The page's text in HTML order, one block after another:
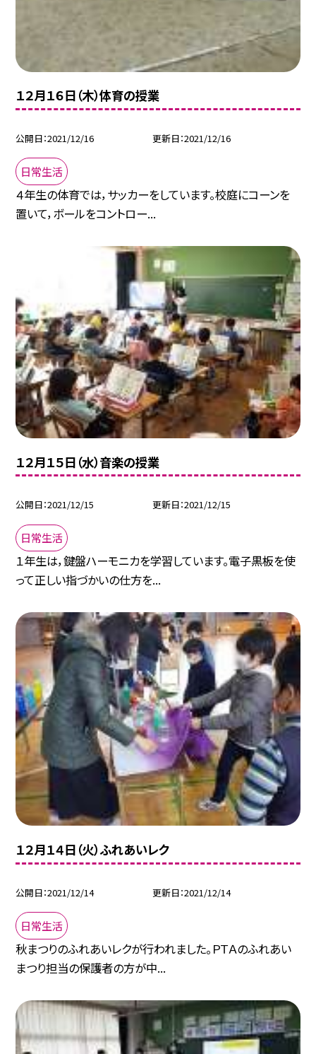
１２月１６日（木）体育の授業
公開日 2021/12/16 更新日 2021/12/16
日常生活
４年生の体育では，サッカーをしています。校庭にコーンを
置いて，ボールをコントロー...
１２月１５日（水）音楽の授業
公開日 2021/12/15 更新日 2021/12/15
日常生活
１年生は，鍵盤ハーモニカを学習しています。電子黒板を使
って正しい指づかいの仕方を...
１２月１４日（火）ふれあいレク
公開日 2021/12/14 更新日 2021/12/14
日常生活
秋まつりのふれあいレクが行われました。ＰＴＡのふれあい
まつり担当の保護者の方が中...